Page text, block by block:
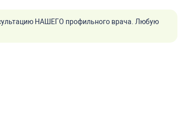
НАШЕГО профильного врача. Любую